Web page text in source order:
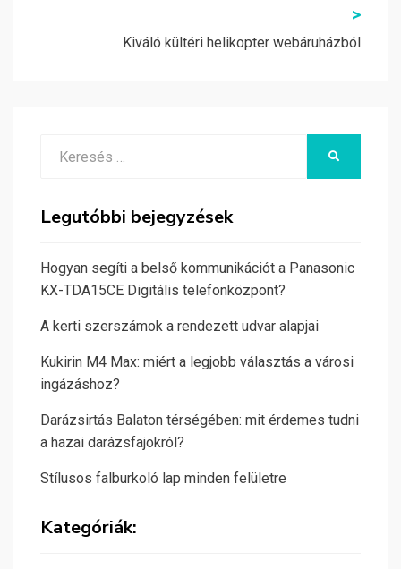
>
Kiváló kültéri helikopter webáruházból
Legutóbbi bejegyzések
Hogyan segíti a belső kommunikációt a Panasonic
KX-TDA15CE Digitális telefonközpont?
A kerti szerszámok a rendezett udvar alapjai
Kukirin M4 Max: miért a legjobb választás a városi
ingázáshoz?
Darázsirtás Balaton térségében: mit érdemes tudni
a hazai darázsfajokról?
Stílusos falburkoló lap minden felületre
Kategóriák: